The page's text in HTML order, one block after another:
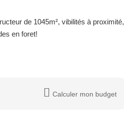
de 1045m², vibilités à proximité,
en foret!
Calculer mon budget